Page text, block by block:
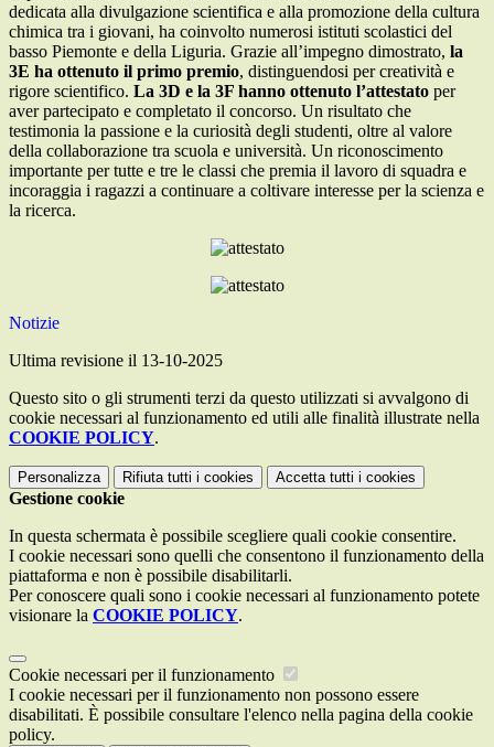
dedicata alla divulgazione scientifica e alla promozione della cultura
chimica tra i giovani, ha coinvolto numerosi istituti scolastici del
basso Piemonte e della Liguria. Grazie all’impegno dimostrato, la
3E ha ottenuto il primo premio, distinguendosi per creatività e
rigore scientifico. La 3D e la 3F hanno ottenuto l’attestato per
aver partecipato e completato il concorso. Un risultato che
testimonia la passione e la curiosità degli studenti, oltre al valore
della collaborazione tra scuola e università. Un riconoscimento
importante per tutte e tre le classi che premia il lavoro di squadra e
incoraggia i ragazzi a continuare a coltivare interesse per la scienza e
la ricerca.
Notizie
Ultima revisione il 13-10-2025
Questo sito o gli strumenti terzi da questo utilizzati si avvalgono di
cookie necessari al funzionamento ed utili alle finalità illustrate nella
COOKIE POLICY.
Personalizza Rifiuta tutti i cookies Accetta tutti i cookies
Gestione cookie
In questa schermata è possibile scegliere quali cookie consentire.
I cookie necessari sono quelli che consentono il funzionamento della
piattaforma e non è possibile disabilitarli.
Per conoscere quali sono i cookie necessari al funzionamento potete
visionare la COOKIE POLICY.
Cookie necessari per il funzionamento
I cookie necessari per il funzionamento non possono essere
disabilitati. È possibile consultare l'elenco nella pagina della cookie
policy.